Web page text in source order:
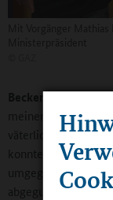
Becker:Den absolut
meinem Vorgänger
väterliches
konnten. Ich
umgegangen ist,
abgeguckt. Vor der